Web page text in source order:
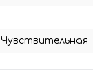
Чувствительная